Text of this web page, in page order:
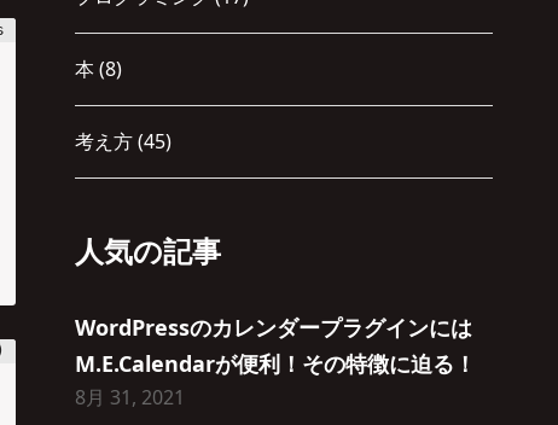
本 (8)
考え方(45)
人気の記事
WordPressのカレンダープラグインには
M.E.Calendarが便利！その特徴に迫る！
8月 31, 2021